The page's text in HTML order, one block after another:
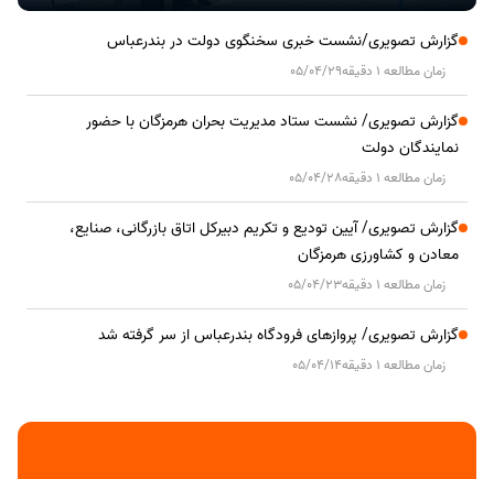
گزارش تصویری/نشست خبری سخنگوی دولت در بندرعباس
زمان مطالعه 1 دقیقه 05/04/29
گزارش تصویری/ نشست ستاد مدیریت بحران هرمزگان با حضور
نمایندگان دولت
زمان مطالعه 1 دقیقه 05/04/28
گزارش تصویری/ آیین تودیع و تکریم دبیرکل اتاق بازرگانی، صنایع،
معادن و کشاورزی هرمزگان
زمان مطالعه 1 دقیقه 05/04/23
گزارش تصویری/ پروازهای فرودگاه بندرعباس از سر گرفته شد
زمان مطالعه 1 دقیقه 05/04/14